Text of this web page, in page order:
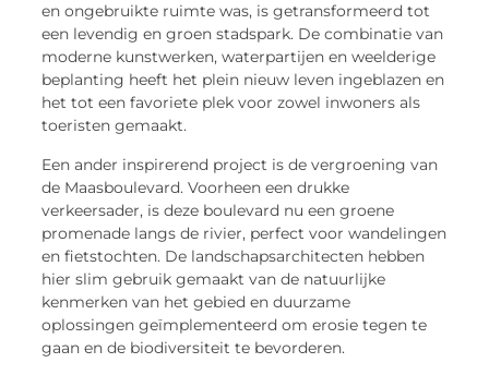
en ongebruikte ruimte was, is getransformeerd tot
een levendig en groen stadspark. De combinatie van
moderne kunstwerken, waterpartijen en weelderige
beplanting heeft het plein nieuw leven ingeblazen en
het tot een favoriete plek voor zowel inwoners als
toeristen gemaakt.
Een ander inspirerend project is de vergroening van
de Maasboulevard. Voorheen een drukke
verkeersader, is deze boulevard nu een groene
promenade langs de rivier, perfect voor wandelingen
en fietstochten. De landschapsarchitecten hebben
hier slim gebruik gemaakt van de natuurlijke
kenmerken van het gebied en duurzame
oplossingen geïmplementeerd om erosie tegen te
gaan en de biodiversiteit te bevorderen.